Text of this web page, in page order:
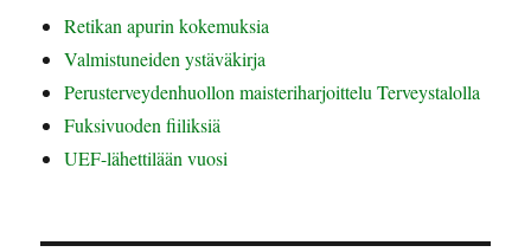
Retikan apurin kokemuksia
Valmistuneiden ystäväkirja
Perusterveydenhuollon maisteriharjoittelu Terveystalolla
Fuksivuoden fiiliksiä
UEF-lähettilään vuosi